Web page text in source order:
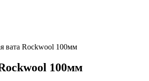
вата Rockwool 100мм
100мм